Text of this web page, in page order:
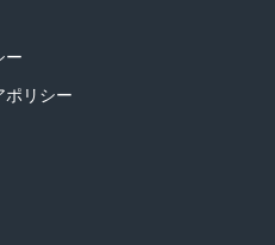
ー
ポリシー